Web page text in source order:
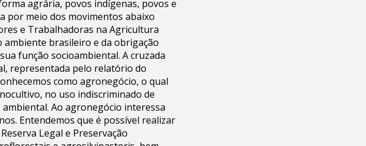
agrária, povos indígenas, povos e
por meio dos movimentos abaixo
e Trabalhadoras na Agricultura
ambiente brasileiro e da obrigação
função socioambiental. A cruzada
representada pelo relatório do
como agronegócio, o qual
no uso indiscriminado de
Ao agronegócio interessa
Entendemos que é possível realizar
Legal e Preservação